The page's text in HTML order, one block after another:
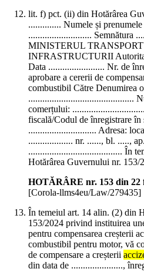
lit. f) pct. (ii) din Hotărârea
.............. Numele și
........................... Semnătura
MINISTERUL
INFRASTRUCTURII
Data ........................ Nr. de
aprobare a cererii de
combustibil Către Denumirea
.............................................
comerțului:
fiscală/Codul de înregistrare
............................. Adresa:
................... nr. ......, bl. .....,
........................................ În
Hotărârea Guvernului nr. 153/
HOTĂRÂRE nr. 153 din 22
[Corola-llms4eu/Law/279435]
În temeiul art. 14 alin. (2) din
153/2024 privind instituirea
pentru compensarea creșterii
combustibil pentru motor, vă
de compensare a creșterii
din data de ......................,